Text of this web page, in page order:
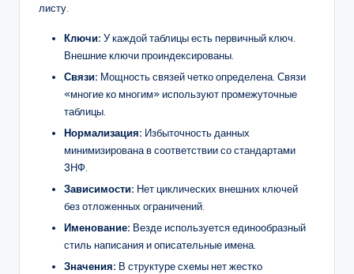
листу.
Ключи: У каждой таблицы есть первичный ключ.
Внешние ключи проиндексированы.
Связи: Мощность связей четко определена. Связи
«многие ко многим» используют промежуточные
таблицы.
Нормализация: Избыточность данных
минимизирована в соответствии со стандартами
3НФ.
Зависимости: Нет циклических внешних ключей
без отложенных ограничений.
Именование: Везде используется единообразный
стиль написания и описательные имена.
Значения: В структуре схемы нет жестко